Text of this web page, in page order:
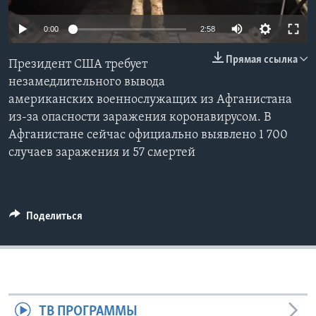
Learning English
СОЦИАЛЬНЫЕ СЕТИ
Языки
0:00 2:58
Прямая ссылка
Президент США требует
незамедлительного вывода
американских военнослужащих из Афганистана
из-за опасности заражения коронавирусом. В
Афганистане сейчас официально выявлено 1 700
случаев заражения и 57 смертей
Поделиться
ТВ ПРОГРАММЫ